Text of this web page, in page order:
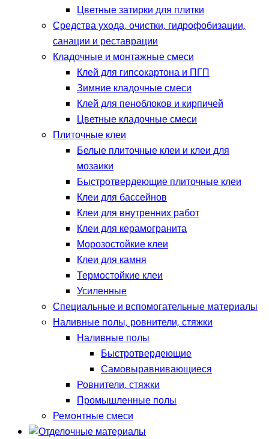
Цветные затирки для плитки
Средства ухода, очистки, гидрофобизации,
санации и реставрации
Кладочные и монтажные смеси
Клей для гипсокартона и ПГП
Зимние кладочные смеси
Клей для пеноблоков и кирпичей
Цветные кладочные смеси
Плиточные клеи
Белые плиточные клеи и клеи для
мозаики
Быстротвердеющие плиточные клеи
Клеи для бассейнов
Клеи для внутренних работ
Клеи для керамогранита
Морозостойкие клеи
Клеи для камня
Термостойкие клеи
Усиленные
Специальные и вспомогательные материалы
Наливные полы, ровнители, стяжки
Наливные полы
Быстротвердеющие
Самовыравнивающиеся
Ровнители, стяжки
Промышленные полы
Ремонтные смеси